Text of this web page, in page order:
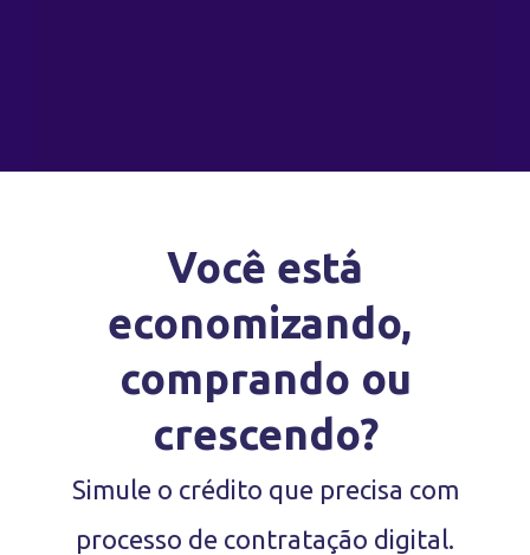
Você está
economizando,
comprando ou
crescendo?
Simule o crédito que precisa com
processo de contratação digital.